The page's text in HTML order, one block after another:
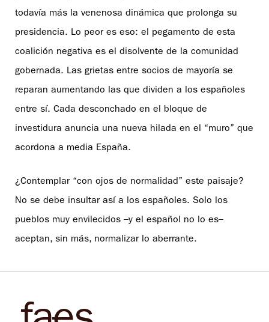
todavía más la venenosa dinámica que prolonga su
presidencia. Lo peor es eso: el pegamento de esta
coalición negativa es el disolvente de la comunidad
gobernada. Las grietas entre socios de mayoría se
reparan aumentando las que dividen a los españoles
entre sí. Cada desconchado en el bloque de
investidura anuncia una nueva hilada en el “muro” que
acordona a media España.
¿Contemplar “con ojos de normalidad” este paisaje?
No se debe insultar así a los españoles. Solo los
pueblos muy envilecidos –y el español no lo es–
aceptan, sin más, normalizar lo aberrante.